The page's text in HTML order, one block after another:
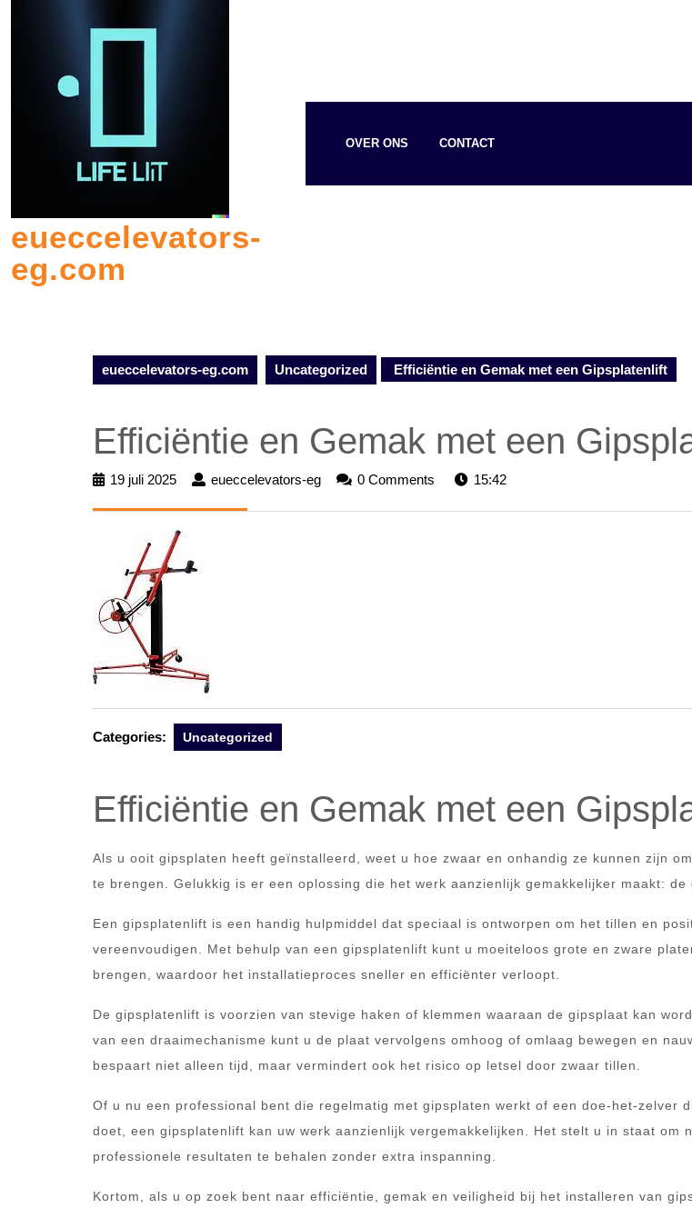
eueccelevators-
eg.com
OVER ONS CONTACT
eueccelevators-eg.com Uncategorized Efficiëntie en Gemak met een Gipsplatenlift
Efficiëntie en Gemak met een
19 juli 2025
19
eueccelevators-eg
eueccelevators-
0 Comments 15:42
Categories: Uncategorized
Efficiëntie en Gemak met een
Als u ooit gipsplaten heeft geïnstalleerd, weet u hoe zwaar en onhandig ze kunnen zijn
te brengen. Gelukkig is er een oplossing die het werk aanzienlijk gemakkelijker maakt: de
Een gipsplatenlift is een handig hulpmiddel dat speciaal is ontworpen om het tillen en
vereenvoudigen. Met behulp van een gipsplatenlift kunt u moeiteloos grote en zware
brengen, waardoor het installatieproces sneller en efficiënter verloopt.
De gipsplatenlift is voorzien van stevige haken of klemmen waaraan de gipsplaat kan
van een draaimechanisme kunt u de plaat vervolgens omhoog of omlaag bewegen en
bespaart niet alleen tijd, maar vermindert ook het risico op letsel door zwaar tillen.
Of u nu een professional bent die regelmatig met gipsplaten werkt of een doe-het-zelver
doet, een gipsplatenlift kan uw werk aanzienlijk vergemakkelijken. Het stelt u in staat om
professionele resultaten te behalen zonder extra inspanning.
Kortom, als u op zoek bent naar efficiëntie, gemak en veiligheid bij het installeren van